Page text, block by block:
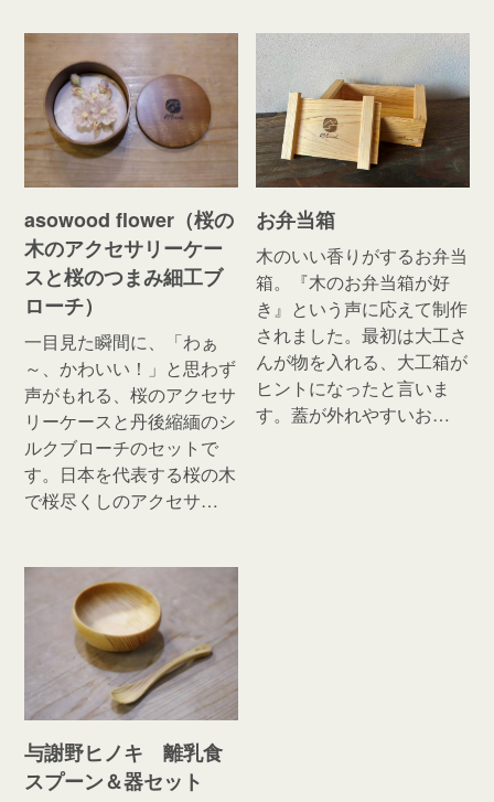
asowood flower（桜の
木のアクセサリーケー
スと桜のつまみ細工ブ
ローチ）
一目見た瞬間に、「わぁ
～、かわいい！」と思わず
声がもれる、桜のアクセサ
リーケースと丹後縮緬のシ
ルクブローチのセットで
す。日本を代表する桜の木
で桜尽くしのアクセサ…
お弁当箱
木のいい香りがするお弁当
箱。『木のお弁当箱が好
き』という声に応えて制作
されました。最初は大工さ
んが物を入れる、大工箱が
ヒントになったと言いま
す。蓋が外れやすいお…
与謝野ヒノキ 離乳食
スプーン＆器セット